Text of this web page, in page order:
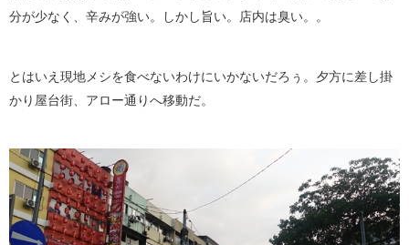
分が少なく、辛みが強い。しかし旨い。店内は臭い。。
とはいえ現地メシを食べないわけにいかないだろぅ。夕方に差し掛
かり屋台街、アロー通りへ移動だ。